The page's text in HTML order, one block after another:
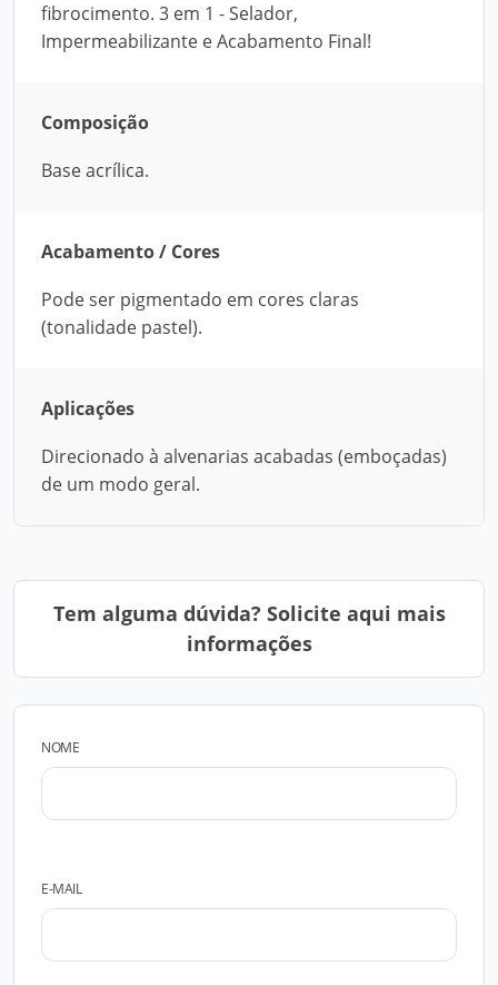
fibrocimento. 3 em 1 - Selador,
Impermeabilizante e Acabamento Final!
Composição
Base acrílica.
Acabamento / Cores
Pode ser pigmentado em cores claras
(tonalidade pastel).
Aplicações
Direcionado à alvenarias acabadas (emboçadas)
de um modo geral.
Tem alguma dúvida? Solicite aqui mais
informações
NOME
E-MAIL